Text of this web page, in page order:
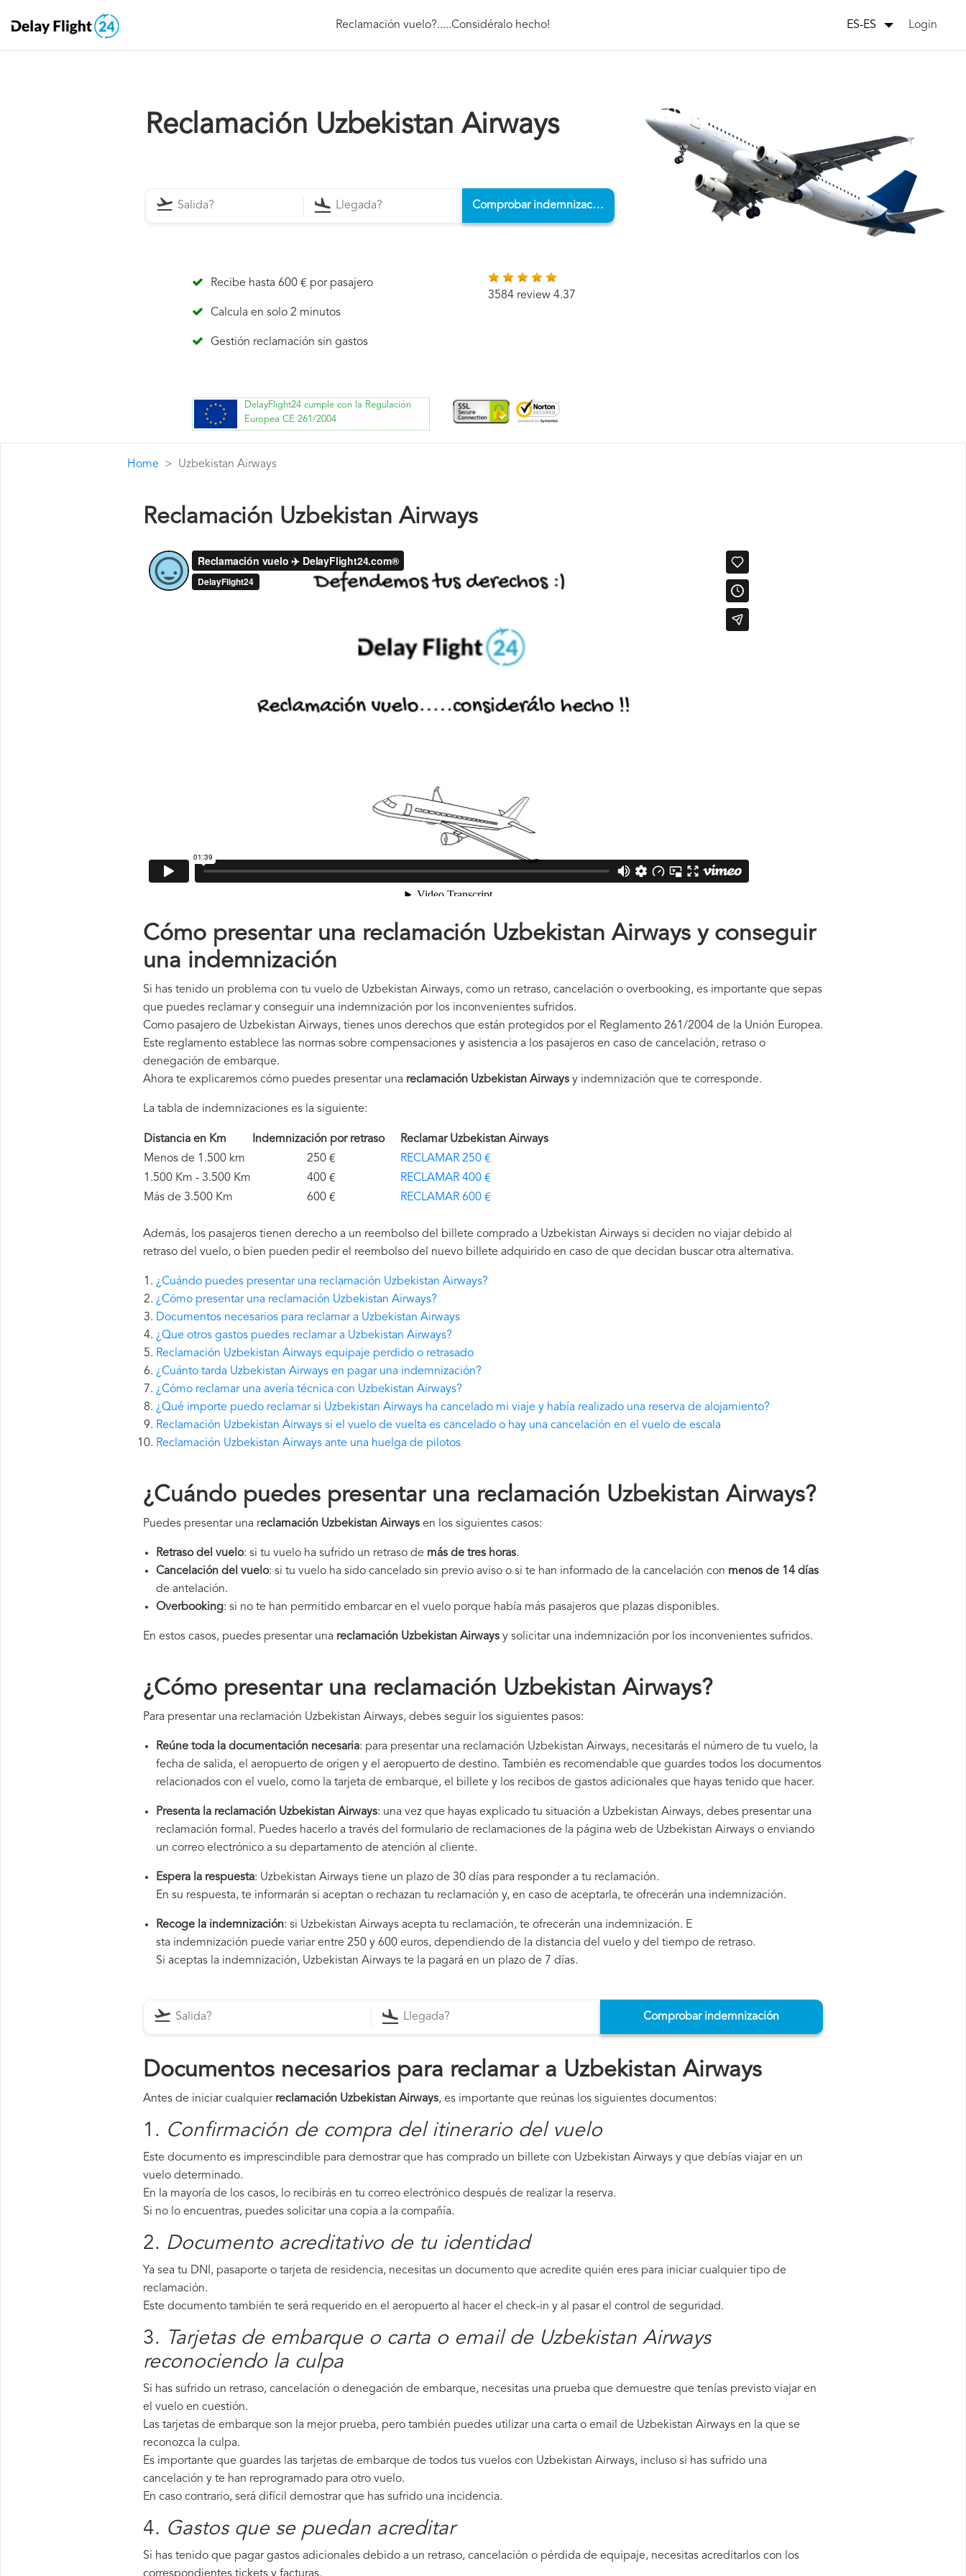
Reclamación vuelo?.....Considéralo hecho! ES-ES Login
Reclamación Uzbekistan Airways
Comprobar indemnización
Recibe hasta 600 € por pasajero
Calcula en solo 2 minutos
Gestión reclamación sin gastos
3584 review 4.37
DelayFlight24 cumple con la Regulación
Europea CE 261/2004
Home Uzbekistan Airways
Reclamación Uzbekistan Airways
Cómo presentar una reclamación Uzbekistan Airways y conseguir
una indemnización
Si has tenido un problema con tu vuelo de Uzbekistan Airways, como un retraso, cancelación o overbooking, es importante que sepas
que puedes reclamar y conseguir una indemnización por los inconvenientes sufridos.
Como pasajero de Uzbekistan Airways, tienes unos derechos que están protegidos por el Reglamento 261/2004 de la Unión Europea.
Este reglamento establece las normas sobre compensaciones y asistencia a los pasajeros en caso de cancelación, retraso o
denegación de embarque.
Ahora te explicaremos cómo puedes presentar una reclamación Uzbekistan Airways y indemnización que te corresponde.
La tabla de indemnizaciones es la siguiente:
Distancia en Km Indemnización por retraso
Reclamar Uzbekistan Airways
Menos de 1.500 km
250 €
RECLAMAR 250 €
1.500 Km - 3.500 Km
400 €
RECLAMAR 400 €
Más de 3.500 Km
600 € RECLAMAR 600 €
Además, los pasajeros tienen derecho a un reembolso del billete comprado a Uzbekistan Airways si deciden no viajar debido al
retraso del vuelo, o bien pueden pedir el reembolso del nuevo billete adquirido en caso de que decidan buscar otra alternativa.
¿Cuándo puedes presentar una reclamación Uzbekistan Airways?
¿Cómo presentar una reclamación Uzbekistan Airways?
Documentos necesarios para reclamar a Uzbekistan Airways
¿Que otros gastos puedes reclamar a Uzbekistan Airways?
Reclamación Uzbekistan Airways equipaje perdido o retrasado
¿Cuánto tarda Uzbekistan Airways en pagar una indemnización?
¿Cómo reclamar una avería técnica con Uzbekistan Airways?
¿Qué importe puedo reclamar si Uzbekistan Airways ha cancelado mi viaje y había realizado una reserva de alojamiento?
Reclamación Uzbekistan Airways si el vuelo de vuelta es cancelado o hay una cancelación en el vuelo de escala
Reclamación Uzbekistan Airways ante una huelga de pilotos
¿Cuándo puedes presentar una reclamación Uzbekistan Airways?
Puedes presentar una reclamación Uzbekistan Airways en los siguientes casos:
Retraso del vuelo: si tu vuelo ha sufrido un retraso de más de tres horas.
Cancelación del vuelo: si tu vuelo ha sido cancelado sin previo aviso o si te han informado de la cancelación con menos de 14 días
de antelación.
Overbooking: si no te han permitido embarcar en el vuelo porque había más pasajeros que plazas disponibles.
En estos casos, puedes presentar una reclamación Uzbekistan Airways​ y solicitar una indemnización por los inconvenientes sufridos.
¿Cómo presentar una reclamación Uzbekistan Airways?
Para presentar una reclamación Uzbekistan Airways, debes seguir los siguientes pasos:
Reúne toda la documentación necesaria: para presentar una reclamación Uzbekistan Airways, necesitarás el número de tu vuelo, la
fecha de salida, el aeropuerto de origen y el aeropuerto de destino. También es recomendable que guardes todos los documentos
relacionados con el vuelo, como la tarjeta de embarque, el billete y los recibos de gastos adicionales que hayas tenido que hacer.
Presenta la reclamación Uzbekistan Airways: una vez que hayas explicado tu situación a Uzbekistan Airways, debes presentar una
reclamación formal. Puedes hacerlo a través del formulario de reclamaciones de la página web de Uzbekistan Airways o enviando
un correo electrónico a su departamento de atención al cliente.
Espera la respuesta: Uzbekistan Airways tiene un plazo de 30 días para responder a tu reclamación.
En su respuesta, te informarán si aceptan o rechazan tu reclamación y, en caso de aceptarla, te ofrecerán una indemnización.
Recoge la indemnización: si Uzbekistan Airways acepta tu reclamación, te ofrecerán una indemnización. E
sta indemnización puede variar entre 250 y 600 euros, dependiendo de la distancia del vuelo y del tiempo de retraso.
Si aceptas la indemnización, Uzbekistan Airways te la pagará en un plazo de 7 días.
Comprobar indemnización
Documentos necesarios para reclamar a Uzbekistan Airways
Antes de iniciar cualquier reclamación Uzbekistan Airways, es importante que reúnas los siguientes documentos:
1. Confirmación de compra del itinerario del vuelo
Este documento es imprescindible para demostrar que has comprado un billete con Uzbekistan Airways y que debías viajar en un
vuelo determinado.
En la mayoría de los casos, lo recibirás en tu correo electrónico después de realizar la reserva.
Si no lo encuentras, puedes solicitar una copia a la compañía.
2. Documento acreditativo de tu identidad
Ya sea tu DNI, pasaporte o tarjeta de residencia, necesitas un documento que acredite quién eres para iniciar cualquier tipo de
reclamación.
Este documento también te será requerido en el aeropuerto al hacer el check-in y al pasar el control de seguridad.
3.
Tarjetas de embarque o carta o email de Uzbekistan Airways
reconociendo la culpa
Si has sufrido un retraso, cancelación o denegación de embarque, necesitas una prueba que demuestre que tenías previsto viajar en
el vuelo en cuestión.
Las tarjetas de embarque son la mejor prueba, pero también puedes utilizar una carta o email de Uzbekistan Airways en la que se
reconozca la culpa.
Es importante que guardes las tarjetas de embarque de todos tus vuelos con Uzbekistan Airways, incluso si has sufrido una
cancelación y te han reprogramado para otro vuelo.
En caso contrario, será difícil demostrar que has sufrido una incidencia.
4. Gastos que se puedan acreditar
Si has tenido que pagar gastos adicionales debido a un retraso, cancelación o pérdida de equipaje, necesitas acreditarlos con los